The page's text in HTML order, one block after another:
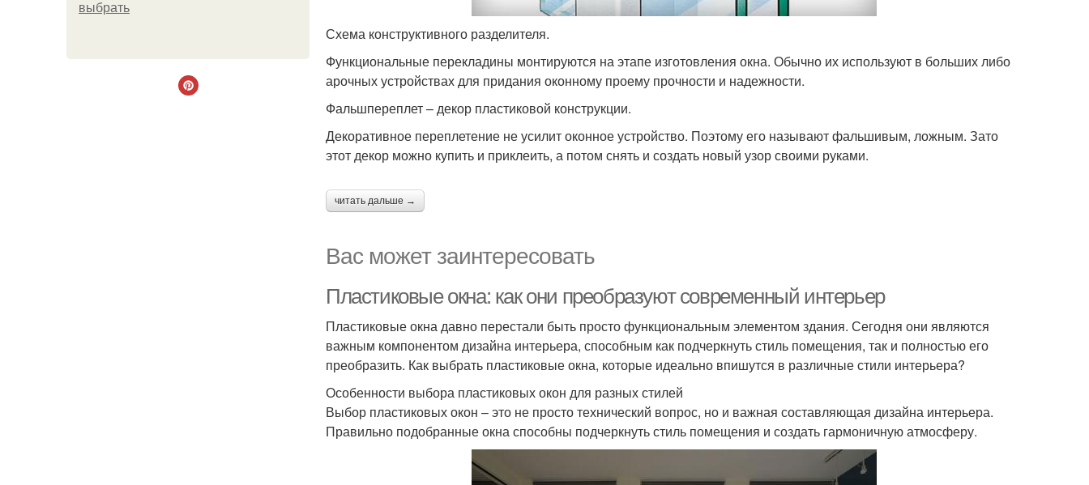
выбрать
Схема конструктивного разделителя.
Функциональные перекладины монтируются на этапе изготовления окна. Обычно их используют в больших либо
арочных устройствах для придания оконному проему прочности и надежности.
Фальшпереплет – декор пластиковой конструкции.
Декоративное переплетение не усилит оконное устройство. Поэтому его называют фальшивым, ложным. Зато
этот декор можно купить и приклеить, а потом снять и создать новый узор своими руками.
читать дальше →
Вас может заинтересовать
Пластиковые окна: как они преобразуют современный интерьер
Пластиковые окна давно перестали быть просто функциональным элементом здания. Сегодня они являются
важным компонентом дизайна интерьера, способным как подчеркнуть стиль помещения, так и полностью его
преобразить. Как выбрать пластиковые окна, которые идеально впишутся в различные стили интерьера?
Особенности выбора пластиковых окон для разных стилей
Выбор пластиковых окон – это не просто технический вопрос, но и важная составляющая дизайна интерьера.
Правильно подобранные окна способны подчеркнуть стиль помещения и создать гармоничную атмосферу.